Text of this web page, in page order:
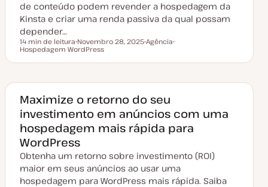
ç
ã
de conteúdo podem revender a hospedagem da
Kinsta e criar uma renda passiva da qual possam
depender…
Tempo de leitura
14 min de leitura
D
t
d
a
t
u
a
l
i
z
a
ç
ã
o
Novembro 28, 2025
p
c
Agência
p
c
Hospedagem WordPress
Maximize o retorno do seu
investimento em anúncios com uma
hospedagem mais rápida para
WordPress
Obtenha um retorno sobre investimento (ROI)
maior em seus anúncios ao usar uma
hospedagem para WordPress mais rápida. Saiba